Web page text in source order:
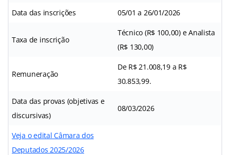
Data das inscrições 05/01 a 26/01/2026
Taxa de inscrição
Técnico (R$ 100,00) e Analista
(R$ 130,00)
Remuneração
De R$ 21.008,19 a R$
30.853,99.
Data das provas (objetivas e
discursivas)
08/03/2026
Veja o edital Câmara dos
Deputados 2025/2026